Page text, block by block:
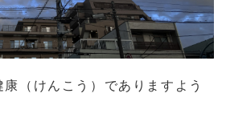
（けんこう）でありますよう